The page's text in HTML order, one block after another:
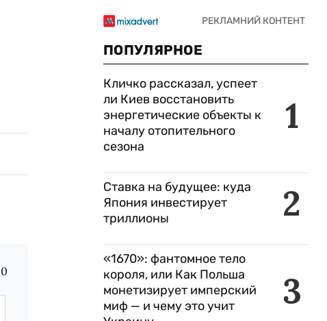
0
ПОПУЛЯРНОЕ
1
Кличко рассказал, успеет
ли Киев восстановить
энергетические объекты к
началу отопительного
сезона
2
Ставка на будущее: куда
Япония инвестирует
триллионы
3
«1670»: фантомное тело
короля, или Как Польша
монетизирует имперский
миф — и чему это учит